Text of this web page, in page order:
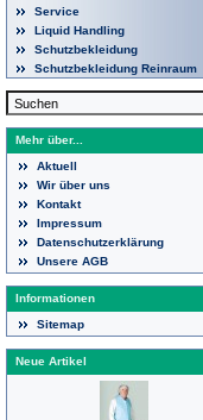
Service
Liquid Handling
Schutzbekleidung
Schutzbekleidung Reinraum
Mehr über...
Aktuell
Wir über uns
Kontakt
Impressum
Datenschutzerklärung
Unsere AGB
Informationen
Sitemap
Neue Artikel